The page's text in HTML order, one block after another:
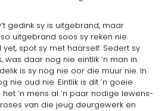
gedink sy is uitgebrand, maar
uitgebrand soos sy reken nie.
yet, spot sy met haarself. Sedert sy
was daar nog nie eintlik ’n man in
is sy nog nie oor die muur nie. In
nie oud nie. Eintlik is dit ’n goeie
’n mens al ’n paar nodige lewens­
van die jeug deurgewerk en